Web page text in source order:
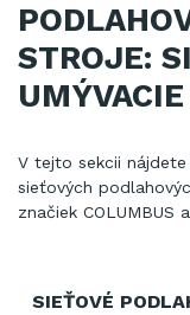
STROJE:
V tejto sekcii
sieťových
značiek COLUMBUS
SIEŤOVÉ